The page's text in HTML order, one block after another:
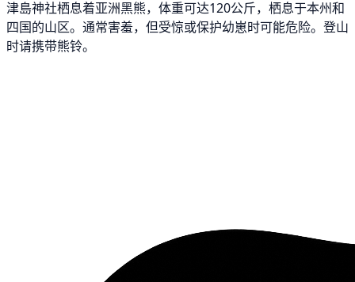
津島神社栖息着亚洲黑熊，体重可达120公斤，栖息于本州和
四国的山区。通常害羞，但受惊或保护幼崽时可能危险。登山
时请携带熊铃。